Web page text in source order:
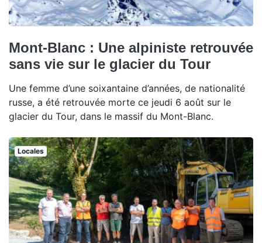
Mont-Blanc : Une alpiniste retrouvée
sans vie sur le glacier du Tour
Une femme d’une soixantaine d’années, de nationalité
russe, a été retrouvée morte ce jeudi 6 août sur le
glacier du Tour, dans le massif du Mont-Blanc.
Locales